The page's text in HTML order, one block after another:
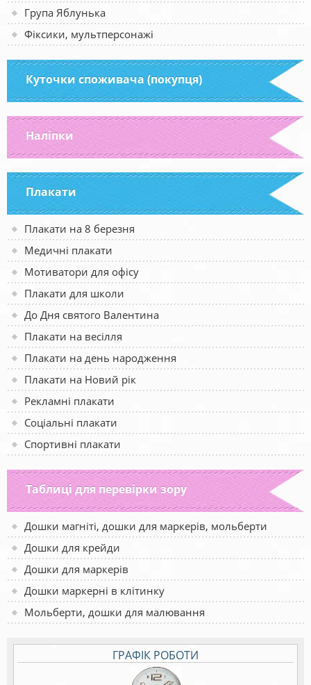
Група Яблунька
Фіксики, мультперсонажі
Куточки споживача (покупця)
Наліпки
Плакати
Плакати на 8 березня
Медичні плакати
Мотиватори для офісу
Плакати для школи
До Дня святого Валентина
Плакати на весілля
Плакати на день народження
Плакати на Новий рік
Рекламні плакати
Соціальні плакати
Спортивні плакати
Таблиці для перевірки зору
Дошки магніті, дошки для маркерів, мольберти
Дошки для крейди
Дошки для маркерів
Дошки маркерні в клітинку
Мольберти, дошки для малювання
ГРАФІК РОБОТИ